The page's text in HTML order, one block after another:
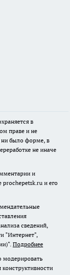
в
праве и не
ни было форме, в
не иначе
и
и его
сведений,
"Интернет",
Подробнее
модерировать